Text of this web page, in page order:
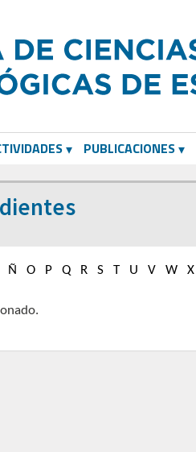
PUBLICACIONES
Ñ O P Q R S T U V W X